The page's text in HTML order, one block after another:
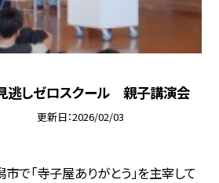
しゼロスクール 親子講演会
更新日 2026/02/03
市で「寺子屋ありがとう」を主宰して